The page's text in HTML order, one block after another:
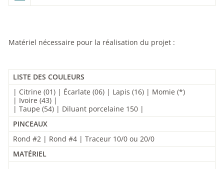
Matériel nécessaire pour la réalisation du projet :
LISTE DES COULEURS
| Citrine (01) | Écarlate (06) | Lapis (16) | Momie (*)
| Ivoire (43) |
| Taupe (54) | Diluant porcelaine 150 |
PINCEAUX
Rond #2 | Rond #4 | Traceur 10/0 ou 20/0
MATÉRIEL